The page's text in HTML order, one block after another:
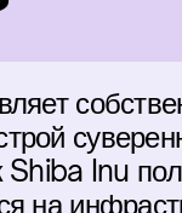
Shiba Inu
на